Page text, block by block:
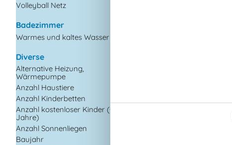
Volleyball Netz
Badezimmer
Warmes und kaltes Wasser
Diverse
Alternative Heizung,
Wärmepumpe
Anzahl Haustiere
Anzahl Kinderbetten
Anzahl kostenloser Kinder (<4
Jahre)
Anzahl Sonnenliegen
Baujahr
Elektrogeräte